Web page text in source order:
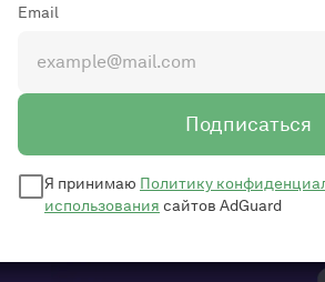
Email
Подписаться
Я принимаю Политику
использования сайтов AdGuard